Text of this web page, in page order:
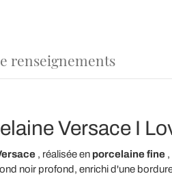
renseignements
Versace I
, réalisée en porcelaine fine,
noir profond, enrichi d'une